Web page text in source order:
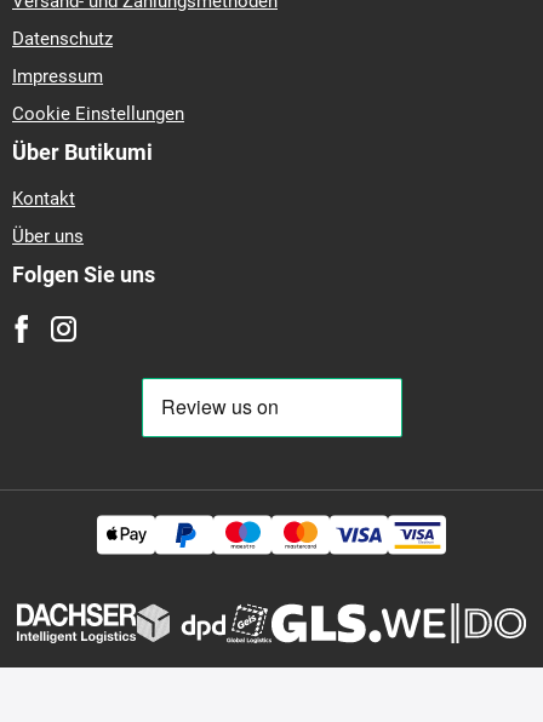
Datenschutz
Impressum
Cookie Einstellungen
Über Butikumi
Kontakt
Über uns
Folgen Sie uns